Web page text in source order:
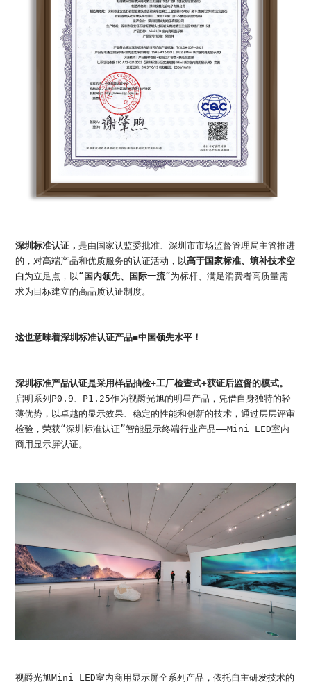
深圳标准认证，是由国家认监委批准、深圳市市场监督管理局主管推进
的，对高端产品和优质服务的认证活动，以高于国家标准、填补技术空
白为立足点，以“国内领先、国际一流”为标杆、满足消费者高质量需
求为目标建立的高品质认证制度。
这也意味着深圳标准认证产品=中国领先水平！
深圳标准产品认证是采用样品抽检+工厂检查式+获证后监督的模式。
启明系列P0.9、P1.25作为视爵光旭的明星产品，凭借自身独特的轻
薄优势，以卓越的显示效果、稳定的性能和创新的技术，通过层层评审
检验，荣获“深圳标准认证”智能显示终端行业产品——Mini LED室内
商用显示屏认证。
视爵光旭Mini LED室内商用显示屏全系列产品，依托自主研发技术的